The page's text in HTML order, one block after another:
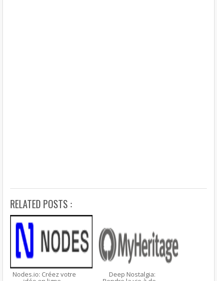
RELATED POSTS :
Nodes.io: Créez votre Deep Nostalgia: